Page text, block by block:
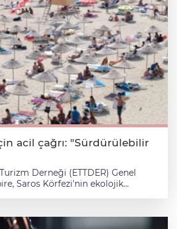
acil çağrı: "Sürdürülebilir
Derneği (ETTDER) Genel
Saros Körfezi'nin ekolojik
gerektiğini belirtti. ERDOĞAN